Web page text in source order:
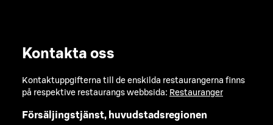
Kontakta oss
Kontaktuppgifterna till de enskilda restaurangerna finns
på respektive restaurangs webbsida: Restauranger
Försäljingstjänst, huvudstadsregionen